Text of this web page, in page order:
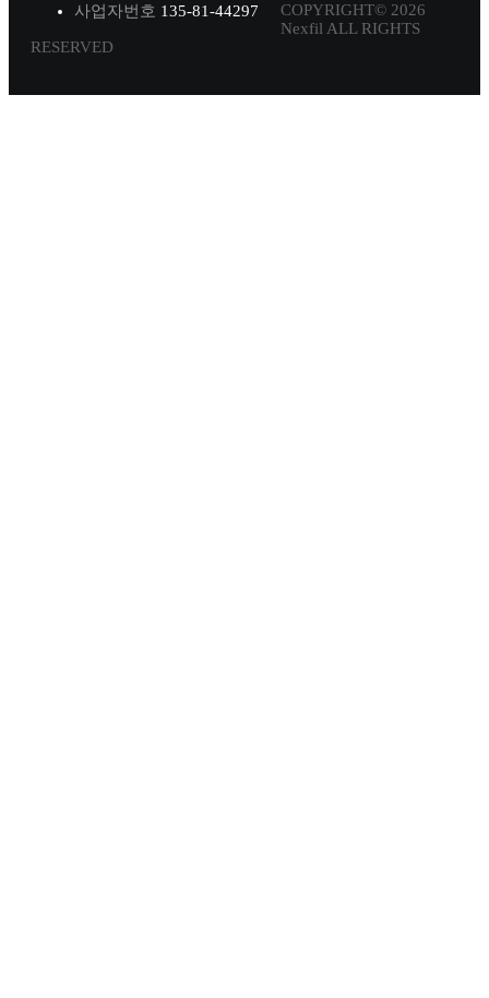
사업자번호 135-81-44297
COPYRIGHT© 2026
Nexfil ALL RIGHTS
RESERVED